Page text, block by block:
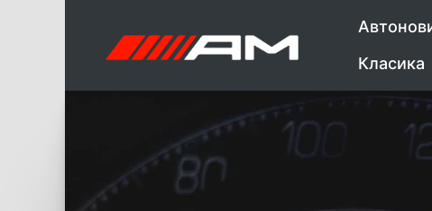
Класика